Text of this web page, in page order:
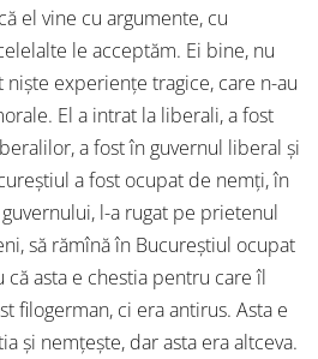
el vine cu argumente, cu
le acceptăm. Ei bine, nu
nişte experienţe tragice, care n-au
El a intrat la liberali, a fost
a fost în guvernul liberal şi
a fost ocupat de nemţi, în
l-a rugat pe prietenul
să rămînă în Bucureştiul ocupat
asta e chestia pentru care îl
filogerman, ci era antirus. Asta e
şi nemţeşte, dar asta era altceva.